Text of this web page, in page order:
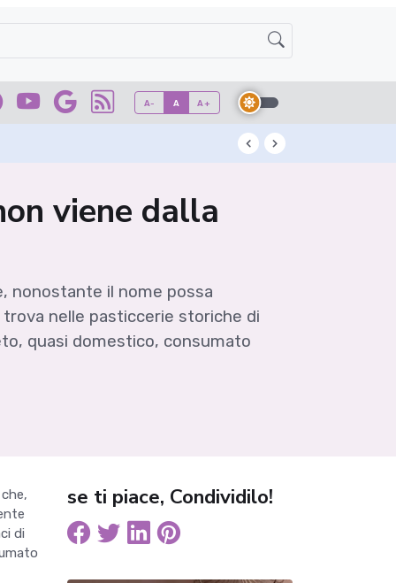
A- A A+
viene dalla
nonostante il nome possa
nelle pasticcerie storiche di
quasi domestico, consumato
di
se ti piace, Condividilo!